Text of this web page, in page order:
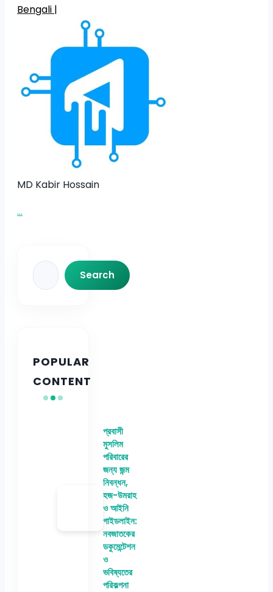
Bengali |
MD Kabir Hossain
...
Search
Search
POPULAR
CONTENT
প্রবাসী
মুসলিম
পরিবারের
জন্য জন্ম
নিবন্ধন,
হজ-উমরাহ
ও আইনি
গাইডলাইন:
নবজাতকের
ডকুমেন্টেশন
ও
ভবিষ্যতের
পরিকল্পনা